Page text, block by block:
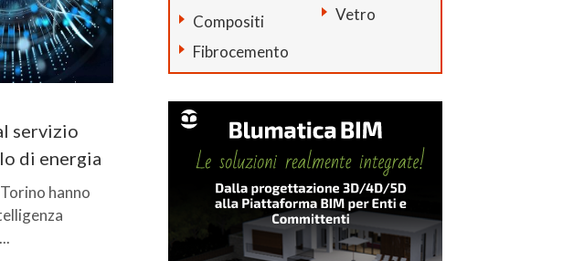
servizio
di energia
hanno
Compositi
Fibrocemento
Vetro